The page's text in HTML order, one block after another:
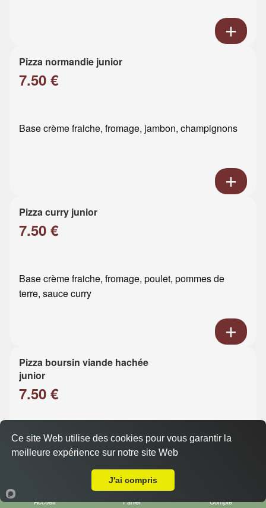
Pizza normandie junior
7.50 €
Base crème fraiche, fromage, jambon, champignons
Pizza curry junior
7.50 €
Base crème fraiche, fromage, poulet, pommes de
terre, sauce curry
Pizza boursin viande hachée
junior
7.50 €
Accueil Panier Compte
Ce site Web utilise des cookies pour vous garantir la
meilleure expérience sur notre site Web
J'ai compris